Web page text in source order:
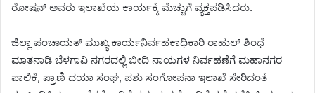
ರೋಷನ್ ಅವರು ಇಲಾಖೆಯ ಕಾರ್ಯಕ್ಕೆ ಮೆಚ್ಚುಗೆ ವ್ಯಕ್ತಪಡಿಸಿದರು.
ಜಿಲ್ಲಾ ಪಂಚಾಯತ್ ಮುಖ್ಯ ಕಾರ್ಯನಿರ್ವಹಕಾಧಿಕಾರಿ ರಾಹುಲ್ ಶಿಂಧೆ
ಮಾತನಾಡಿ ಬೆಳಗಾವಿ ನಗರದಲ್ಲಿ ಬೀದಿ ನಾಯಗಳ ನಿರ್ವಹಣೆಗೆ ಮಹಾನಗರ
ಪಾಲಿಕೆ, ಪ್ರಾಣಿ ದಯಾ ಸಂಘ, ಪಶು ಸಂಗೋಪನಾ ಇಲಾಖೆ ಸೇರಿದಂತೆ